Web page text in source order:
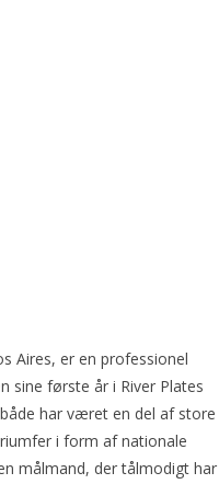
Aires, er en professionel
sine første år i River Plates
har været en del af store
i form af nationale
målmand, der tålmodigt har